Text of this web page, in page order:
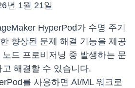
년 1월 21일
HyperPod가 수명 주기
향상된 문제 해결 기능을 제공
드 프로비저닝 중 발생하는 문
해결할 수 있습니다.
를 사용하면 AI/ML 워크로